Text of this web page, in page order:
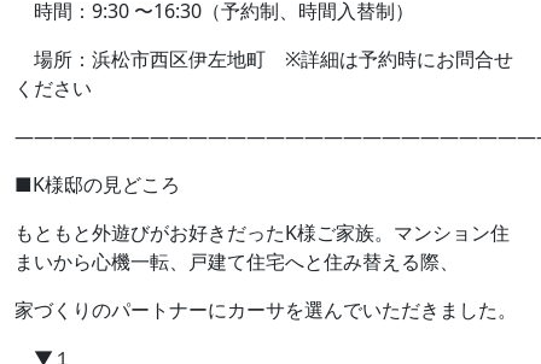
時間：9:30 〜16:30（予約制、時間入替制）
場所：浜松市西区伊左地町 ※詳細は予約時にお問合せ
ください
■K様邸の見どころ
もともと外遊びがお好きだったK様ご家族。マンション住
まいから心機一転、戸建て住宅へと住み替える際、
家づくりのパートナーにカーサを選んでいただきました。
▼１